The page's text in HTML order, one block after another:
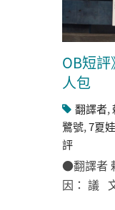
OB短
人包
翻譯者,
鷺號,7夏娃
評
●翻譯者
因： 議